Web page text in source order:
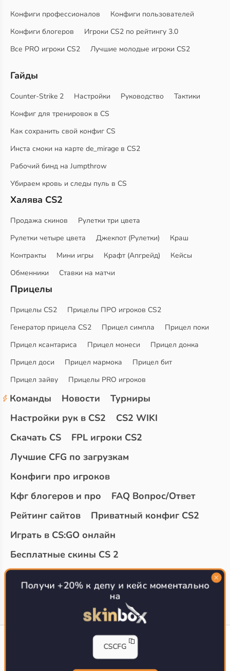
Конфиги профессионалов
Конфиги пользователей
Конфиги блогеров
Игроки CS2 по рейтингу 3.0
Все PRO игроки CS2
Лучшие молодые игроки CS2
Гайды
Counter-Strike 2 Настройки Руководство
Тактики
Конфиг для тренировок в CS
Как сохранить свой конфиг CS
Инста смоки на карте de_mirage в CS2
Рабочий бинд на Jumpthrow
Убираем кровь и следы пуль в CS
Халява CS2
Продажа скинов
Рулетки три цвета
Рулетки четыре цвета
Джекпот (Рулетки)
Краш
Контракты
Мини игры Крафт (Апгрейд)
Кейсы
Обменники
Ставки на матчи
Прицелы
Прицелы CS2
Прицелы ПРО игроков CS2
Генератор прицела CS2
Прицел симпла
Прицел поки
Прицел ксантариса
Прицел монеси
Прицел донка
Прицел доси
Прицел мармока
Прицел бит
Прицел зайву
Прицелы PRO игроков
Команды Новости
Турниры
Настройки рук в CS2
CS2 WIKI
Скачать CS
FPL игроки CS2
Лучшие CFG по загрузкам
Конфиги про игроков
Кфг блогеров и про
FAQ Вопрос/Ответ
Рейтинг сайтов
Приватный конфиг CS2
Играть в CS:GO онлайн
Бесплатные скины CS 2
Топ сайтов с халявой КС 2
О проекте
CS-CONFIG.com © 2020-2026 г.
Получи +20% к депу и кейс моментально
на
CSCFG